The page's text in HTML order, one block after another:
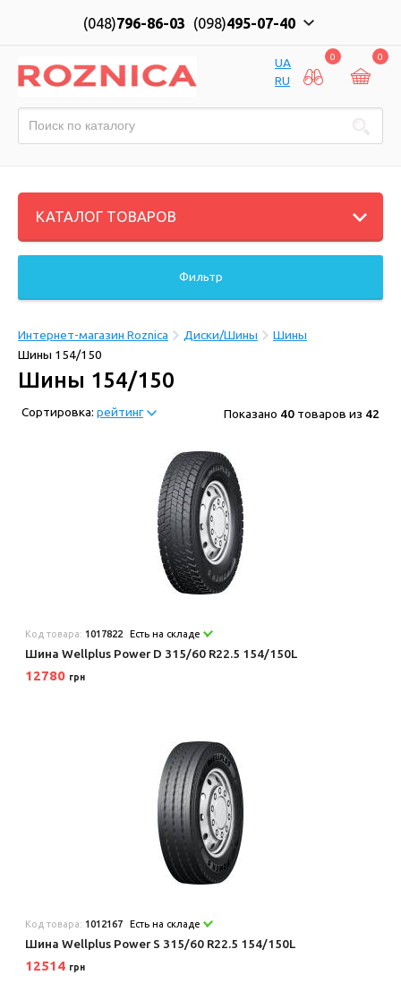
(048)796-86-03 (098)495-07-40
UA
RU
0 0
КАТАЛОГ ТОВАРОВ
Фильтр
Интернет-магазин Roznica Диски/Шины
Шины
Шины 154/150
Шины 154/150
Сортировка: рейтинг Показано 40 товаров из 42
Код товара: 1017822 Есть на складе
Шина Wellplus Power D 315/60 R22.5 154/150L
12780 грн
Код товара: 1012167 Есть на складе
Шина Wellplus Power S 315/60 R22.5 154/150L
12514 грн